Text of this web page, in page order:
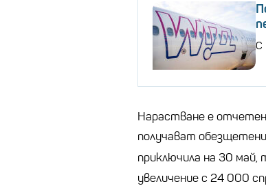
С
Нарастване е
получават
приключила на 30 май,
увеличение с 24 000